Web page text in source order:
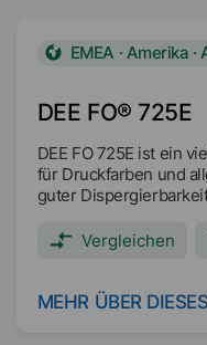
DEE FO® 725E
EMEA · Amerika
DEE FO 725E ist ein
für Druckfarben und
guter
Schaumreduzierer
wenn eine schnelle
Vergleichen
MEHR ÜBER